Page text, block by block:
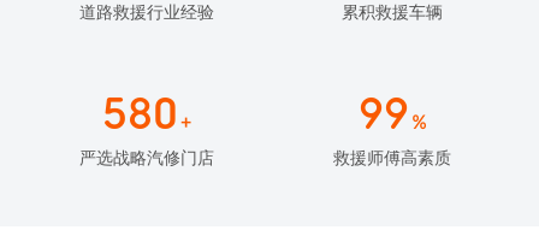
道路救援行业经验 累积救援车辆
580 +
严选战略汽修门店
99 %
救援师傅高素质